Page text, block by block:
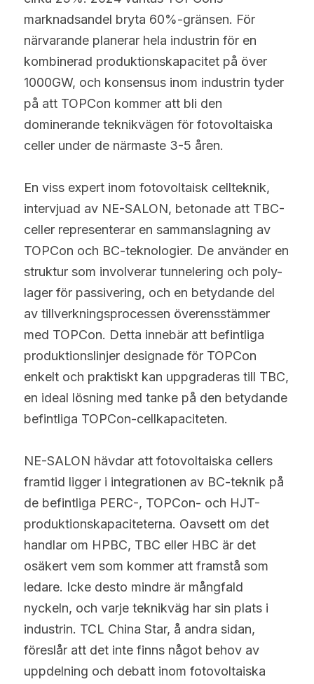
marknadsandel bryta 60%-gränsen. För
närvarande planerar hela industrin för en
kombinerad produktionskapacitet på över
1000GW, och konsensus inom industrin tyder
på att TOPCon kommer att bli den
dominerande teknikvägen för fotovoltaiska
celler under de närmaste 3-5 åren.
En viss expert inom fotovoltaisk cellteknik,
intervjuad av NE-SALON, betonade att TBC-
celler representerar en sammanslagning av
TOPCon och BC-teknologier. De använder en
struktur som involverar tunnelering och poly-
lager för passivering, och en betydande del
av tillverkningsprocessen överensstämmer
med TOPCon. Detta innebär att befintliga
produktionslinjer designade för TOPCon
enkelt och praktiskt kan uppgraderas till TBC,
en ideal lösning med tanke på den betydande
befintliga TOPCon-cellkapaciteten.
NE-SALON hävdar att fotovoltaiska cellers
framtid ligger i integrationen av BC-teknik på
de befintliga PERC-, TOPCon- och HJT-
produktionskapaciteterna. Oavsett om det
handlar om HPBC, TBC eller HBC är det
osäkert vem som kommer att framstå som
ledare. Icke desto mindre är mångfald
nyckeln, och varje teknikväg har sin plats i
industrin. TCL China Star, å andra sidan,
föreslår att det inte finns något behov av
uppdelning och debatt inom fotovoltaiska